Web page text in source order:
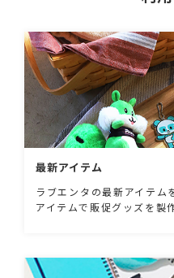
最新アイテム
ラブエンタの最新アイテ
アイテムで販促グッズを製